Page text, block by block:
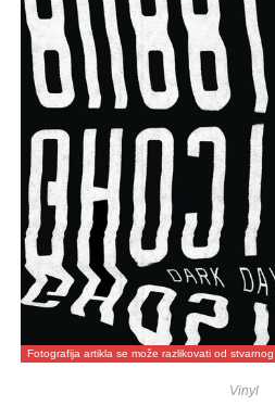
Fotografija artikla se može razlikovati od
Vinyl